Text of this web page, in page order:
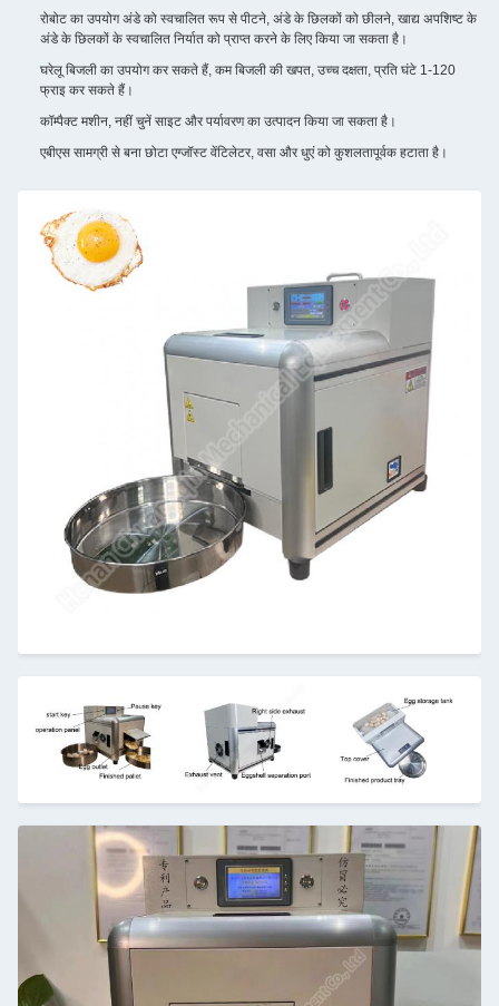
रोबोट का उपयोग अंडे को स्वचालित रूप से पीटने, अंडे के छिलकों को छीलने, खाद्य अपशिष्ट के
अंडे के छिलकों के स्वचालित निर्यात को प्राप्त करने के लिए किया जा सकता है।
घरेलू बिजली का उपयोग कर सकते हैं, कम बिजली की खपत, उच्च दक्षता, प्रति घंटे 1-120
फ्राइ कर सकते हैं।
कॉम्पैक्ट मशीन, नहीं चुनें साइट और पर्यावरण का उत्पादन किया जा सकता है।
एबीएस सामग्री से बना छोटा एग्जॉस्ट वेंटिलेटर, वसा और धुएं को कुशलतापूर्वक हटाता है।